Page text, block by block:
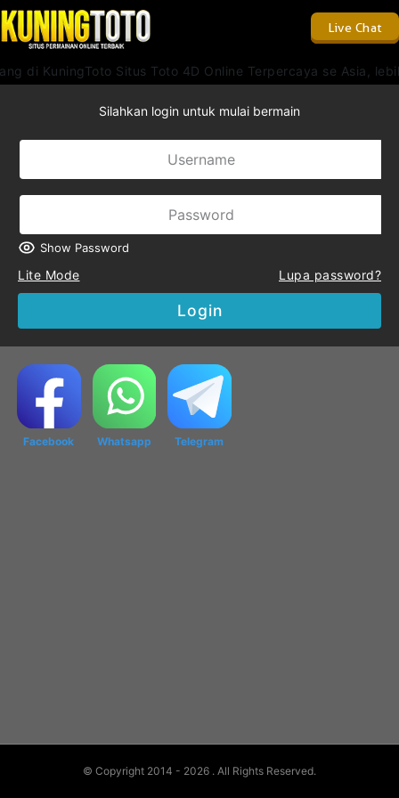
Live Chat
di KuningToto Situs Toto 4D Online Terpercaya se Asia,
Silahkan login untuk mulai bermain
Show Password
Lite Mode Lupa password?
Login
Facebook Whatsapp Telegram
© Copyright 2014 - 2026 . All Rights Reserved.